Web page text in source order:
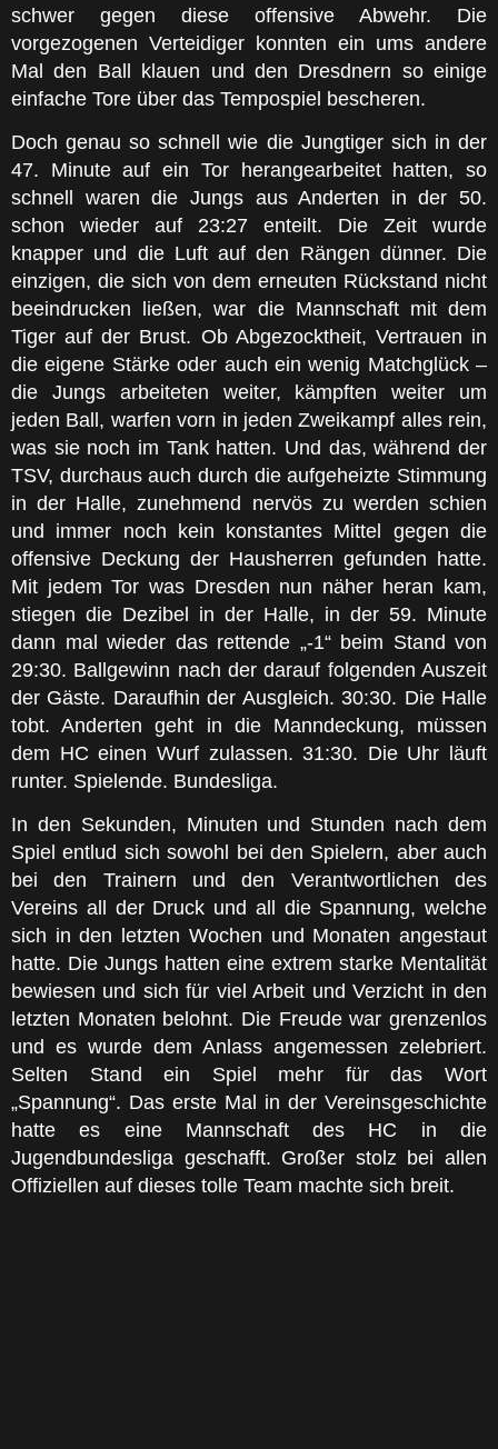
schwer gegen diese offensive Abwehr. Die
vorgezogenen Verteidiger konnten ein ums andere
Mal den Ball klauen und den Dresdnern so einige
einfache Tore über das Tempospiel bescheren.
Doch genau so schnell wie die Jungtiger sich in der
47. Minute auf ein Tor herangearbeitet hatten, so
schnell waren die Jungs aus Anderten in der 50.
schon wieder auf 23:27 enteilt. Die Zeit wurde
knapper und die Luft auf den Rängen dünner. Die
einzigen, die sich von dem erneuten Rückstand nicht
beeindrucken ließen, war die Mannschaft mit dem
Tiger auf der Brust. Ob Abgezocktheit, Vertrauen in
die eigene Stärke oder auch ein wenig Matchglück –
die Jungs arbeiteten weiter, kämpften weiter um
jeden Ball, warfen vorn in jeden Zweikampf alles rein,
was sie noch im Tank hatten. Und das, während der
TSV, durchaus auch durch die aufgeheizte Stimmung
in der Halle, zunehmend nervös zu werden schien
und immer noch kein konstantes Mittel gegen die
offensive Deckung der Hausherren gefunden hatte.
Mit jedem Tor was Dresden nun näher heran kam,
stiegen die Dezibel in der Halle, in der 59. Minute
dann mal wieder das rettende „-1“ beim Stand von
29:30. Ballgewinn nach der darauf folgenden Auszeit
der Gäste. Daraufhin der Ausgleich. 30:30. Die Halle
tobt. Anderten geht in die Manndeckung, müssen
dem HC einen Wurf zulassen. 31:30. Die Uhr läuft
runter. Spielende. Bundesliga.
In den Sekunden, Minuten und Stunden nach dem
Spiel entlud sich sowohl bei den Spielern, aber auch
bei den Trainern und den Verantwortlichen des
Vereins all der Druck und all die Spannung, welche
sich in den letzten Wochen und Monaten angestaut
hatte. Die Jungs hatten eine extrem starke Mentalität
bewiesen und sich für viel Arbeit und Verzicht in den
letzten Monaten belohnt. Die Freude war grenzenlos
und es wurde dem Anlass angemessen zelebriert.
Selten Stand ein Spiel mehr für das Wort
„Spannung“. Das erste Mal in der Vereinsgeschichte
hatte es eine Mannschaft des HC in die
Jugendbundesliga geschafft. Großer stolz bei allen
Offiziellen auf dieses tolle Team machte sich breit.